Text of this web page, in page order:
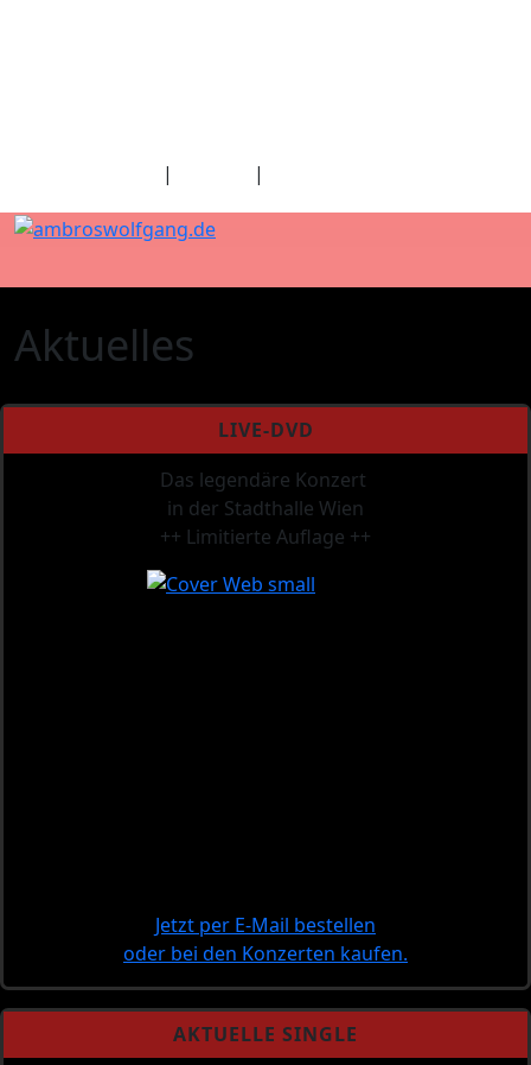
| |
Aktuelles
LIVE-DVD
Das legendäre Konzert
in der Stadthalle Wien
++ Limitierte Auflage ++
Jetzt per E-Mail bestellen
oder bei den Konzerten kaufen.
AKTUELLE SINGLE